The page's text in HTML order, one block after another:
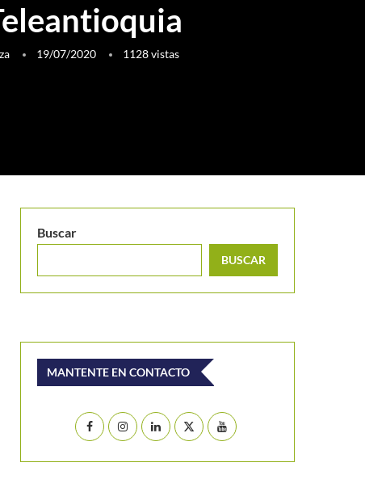
19/07/2020 1128vistas
Buscar
BUSCAR
MANTENTE EN CONTACTO